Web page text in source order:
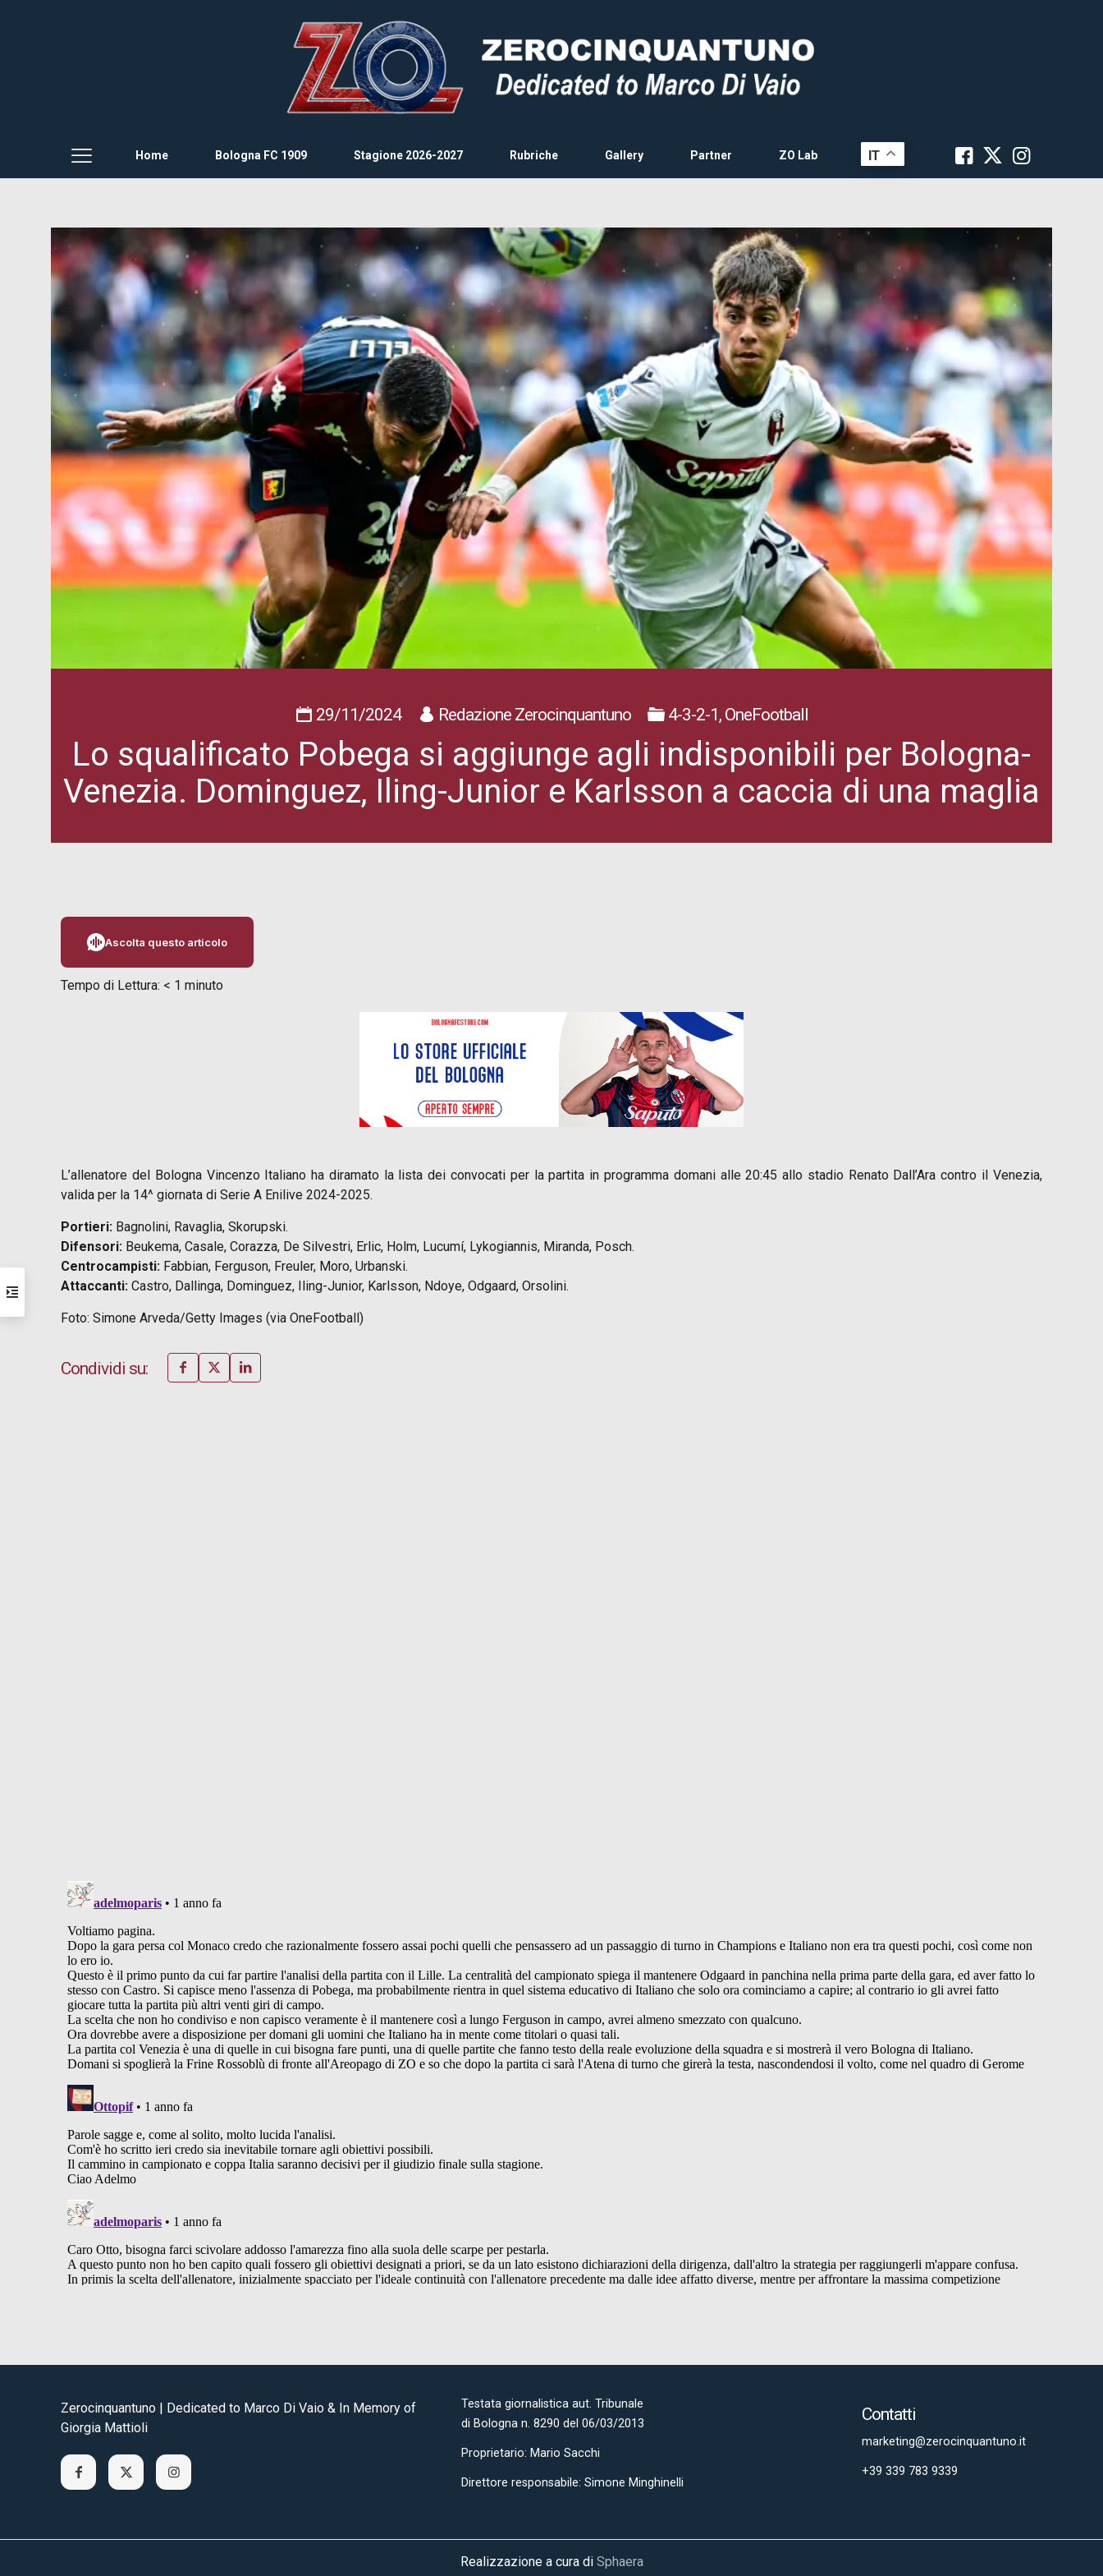
Home Bologna FC 1909 Stagione 2026-2027 Rubriche Gallery Partner ZO Lab IT
29/11/2024 Redazione Zerocinquantuno 4-3-2-1, OneFootball
Lo squalificato Pobega si aggiunge agli indisponibili per Bologna-
Venezia. Dominguez, Iling-Junior e Karlsson a caccia di una maglia
Ascolta questo articolo
Tempo di Lettura: < 1 minuto
L’allenatore del Bologna Vincenzo Italiano ha diramato la lista dei convocati per la partita in programma domani alle 20:45 allo stadio Renato Dall’Ara contro il Venezia,
valida per la 14^ giornata di Serie A Enilive 2024-2025.
Portieri: Bagnolini, Ravaglia, Skorupski.
Difensori: Beukema, Casale, Corazza, De Silvestri, Erlic, Holm, Lucumí, Lykogiannis, Miranda, Posch.
Centrocampisti: Fabbian, Ferguson, Freuler, Moro, Urbanski.
Attaccanti: Castro, Dallinga, Dominguez, Iling-Junior, Karlsson, Ndoye, Odgaard, Orsolini.
Foto: Simone Arveda/Getty Images (via OneFootball)
Condividi su:
Zerocinquantuno | Dedicated to Marco Di Vaio & In Memory of
Giorgia Mattioli
Testata giornalistica aut. Tribunale
di Bologna n. 8290 del 06/03/2013
Proprietario: Mario Sacchi
Direttore responsabile: Simone Minghinelli
Contatti
marketing@zerocinquantuno.it
+39 339 783 9339
Realizzazione a cura di Sphaera